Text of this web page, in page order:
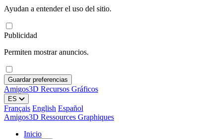
Ayudan a entender el uso del sitio.
Publicidad
Permiten mostrar anuncios.
Guardar preferencias
Amigos3D Recursos Gráficos
ES
Français English Español
Amigos3D Ressources Graphiques
Inicio